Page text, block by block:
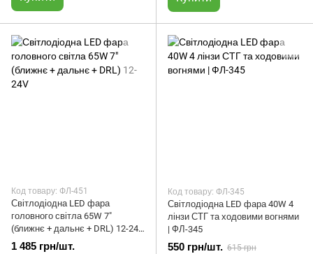
Код товару: ФЛ-451
Світлодіодна LED фара
головного світла 65W 7"
(ближнє + дальнє + DRL) 12-24V
| ФЛ-451
1 485 грн/шт.
Код товару: ФЛ-345
Світлодіодна LED фара 40W 4
лінзи СТГ та ходовими вогнями
| ФЛ-345
550 грн/шт. 615 грн